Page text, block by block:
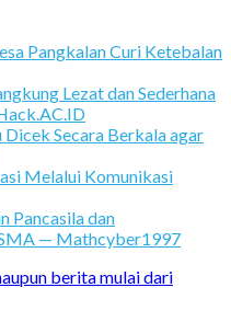
Pangkalan Curi Ketebalan
Lezat dan Sederhana
Dicek Secara Berkala agar
Melalui Komunikasi
Pancasila dan
— Mathcyber1997
berita mulai dari